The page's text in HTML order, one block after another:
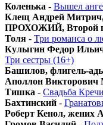
Коленька - Вышел
Клещ Андрей Митрич,
ПРОХОЖИЙ, Второй
Толя - Три романса о
Кулыгин Федор
Три сестры (16+)
Башилов, флигель-
Аполлон Викторович
Тишка - Свадьба
Бахтинский -
Роберт Кенол, жених